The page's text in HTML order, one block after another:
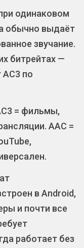
одинаковом
обычно выдаёт
звучание.
битрейтах —
по
= фильмы,
AAC =
в Android,
и почти все
работает без